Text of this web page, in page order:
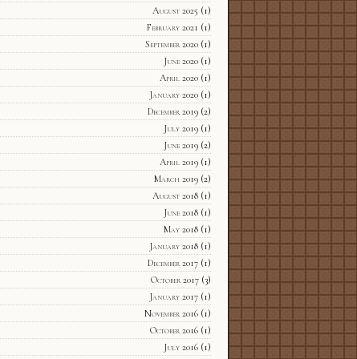
August 2025 (1)
February 2021 (1)
September 2020(1)
June 2020(1)
April 2020(1)
January 2020(1)
December 2019(2)
July 2019(1)
June 2019(2)
April 2019(1)
March 2019(2)
August 2018(1)
June 2018(1)
May 2018(1)
January 2018(1)
December 2017(1)
October 2017(3)
January 2017(1)
November 2016(1)
October 2016(1)
July 2016(1)